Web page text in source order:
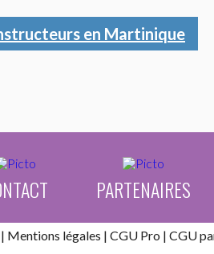
en Martinique
PARTENAIRES
Mentions légales | CGU Pro | CGU